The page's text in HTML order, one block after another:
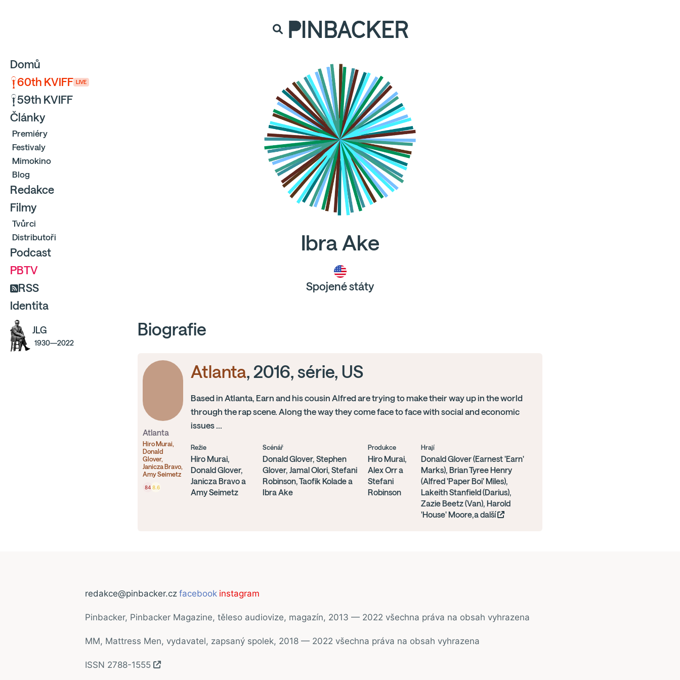
PINBACKER
Domů
60th KVIFF LIVE
59th KVIFF
Články
Premiéry
Festivaly
Mimokino
Blog
Redakce
Filmy
Tvůrci
Distributoři
Podcast
PBTV
RSS
Identita
JLG
1930—2022
Ibra Ake
Spojené státy
Biografie
Atlanta
Hiro Murai,
Donald
Glover,
Janicza Bravo,
Amy Seimetz
84 8.6
Atlanta, 2016, série, US
Based in Atlanta, Earn and his cousin Alfred are trying to make their way up in the world
through the rap scene. Along the way they come face to face with social and economic
issues ...
Režie
Hiro Murai,
Donald Glover,
Janicza Bravo a
Amy Seimetz
Scénář
Donald Glover, Stephen
Glover, Jamal Olori, Stefani
Robinson, Taofik Kolade a
Ibra Ake
Produkce
Hiro Murai,
Alex Orr a
Stefani
Robinson
Hrají
Donald Glover (Earnest 'Earn'
Marks), Brian Tyree Henry
(Alfred 'Paper Boi' Miles),
Lakeith Stanfield (Darius),
Zazie Beetz (Van), Harold
'House' Moore,a další
redakce@pinbacker.cz facebook instagram
Pinbacker, Pinbacker Magazine, těleso audiovize, magazín, 2013 — 2022 všechna práva na obsah vyhrazena
MM, Mattress Men, vydavatel, zapsaný spolek, 2018 — 2022 všechna práva na obsah vyhrazena
ISSN 2788-1555